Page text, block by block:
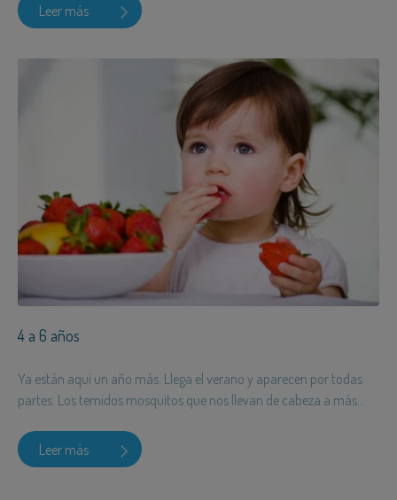
Leer más
4 a 6 años
Ya están aquí un año más. Llega el verano y aparecen por todas
partes. Los temidos mosquitos que nos llevan de cabeza a más...
Leer más